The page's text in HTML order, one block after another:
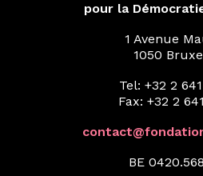
pour la
1 Avenue
1050
Tel: +32 2
Fax: +32 2
BE